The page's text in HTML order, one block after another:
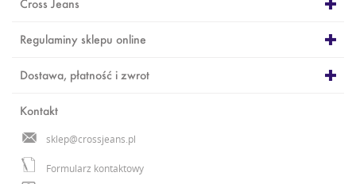
Cross Jeans
Regulaminy sklepu online
Dostawa, płatność i zwrot
Kontakt
sklep@crossjeans.pl
Formularz kontaktowy